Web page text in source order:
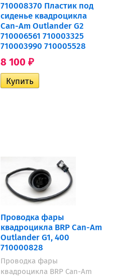
710008370 Пластик под
сиденье квадроцикла
Can-Am Outlander G2
710006561 710003325
710003990 710005528
8 100 ₽
Проводка фары
квадроцикла BRP Can-Am
Outlander G1, 400
710000828
Проводка фары
квадроцикла BRP Can-Am